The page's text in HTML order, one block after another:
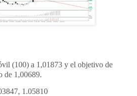
(100) a 1,01873 y el objetivo de
de 1,00689.
1.05810